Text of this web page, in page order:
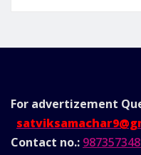
For advertizement
Contact no.: